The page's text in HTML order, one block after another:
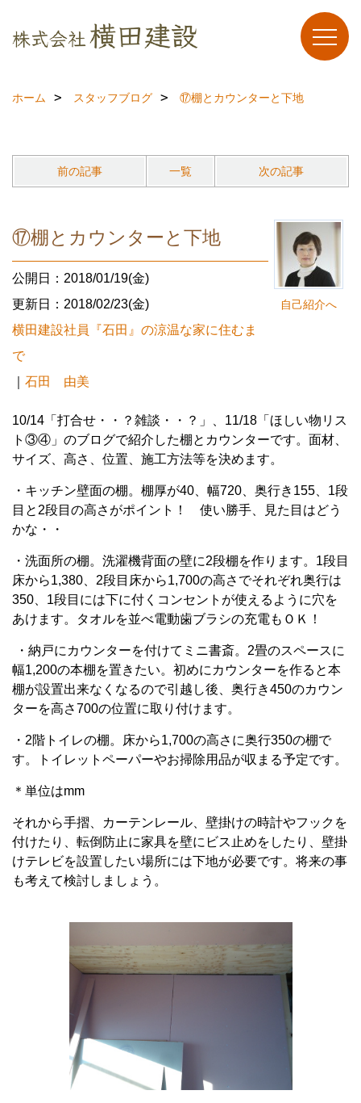
ホーム スタッフブログ ⑰棚とカウンターと下地
前の記事 一覧 次の記事
自己紹介へ
⑰棚とカウンターと下地
公開日：2018/01/19(金)
更新日：2018/02/23(金)
横田建設社員『石田』の涼温な家に住むま
で
石田 由美
10/14「打合せ・・？雑談・・？」、11/18「ほしい物リス
ト③④」のブログで紹介した棚とカウンターです。面材、
サイズ、高さ、位置、施工方法等を決めます。
・キッチン壁面の棚。棚厚が40、幅720、奥行き155、1段
目と2段目の高さがポイント！ 使い勝手、見た目はどう
かな・・
・洗面所の棚。洗濯機背面の壁に2段棚を作ります。1段目
床から1,380、2段目床から1,700の高さでそれぞれ奥行は
350、1段目には下に付くコンセントが使えるように穴を
あけます。タオルを並べ電動歯ブラシの充電もＯＫ！
・納戸にカウンターを付けてミニ書斎。2畳のスペースに
幅1,200の本棚を置きたい。初めにカウンターを作ると本
棚が設置出来なくなるので引越し後、奥行き450のカウン
ターを高さ700の位置に取り付けます。
・2階トイレの棚。床から1,700の高さに奥行350の棚で
す。トイレットペーパーやお掃除用品が収まる予定です。
＊単位はmm
それから手摺、カーテンレール、壁掛けの時計やフックを
付けたり、転倒防止に家具を壁にビス止めをしたり、壁掛
けテレビを設置したい場所には下地が必要です。将来の事
も考えて検討しましょう。